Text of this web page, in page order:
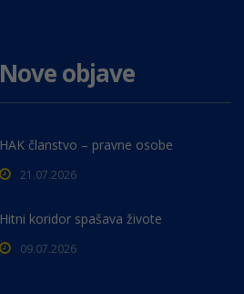
Nove objave
HAK članstvo – pravne osobe
21.07.2026
Hitni koridor spašava živote
09.07.2026